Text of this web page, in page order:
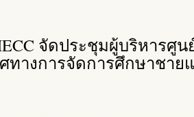
จัดประชุมผู้บริหารศูน
ทางการจัดการศึกษาชาย